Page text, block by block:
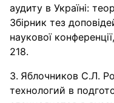
аудиту в Україні:
Збірник тез
наукової
218.
Яблочников С.Л.
технологий в